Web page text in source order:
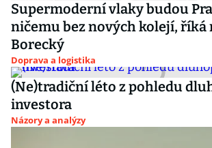
Supermoderní vlaky budou
ničemu bez nových kolejí, říká
Borecký
Doprava a logistika
(Ne)tradiční léto z pohledu
investora
Názory a analýzy